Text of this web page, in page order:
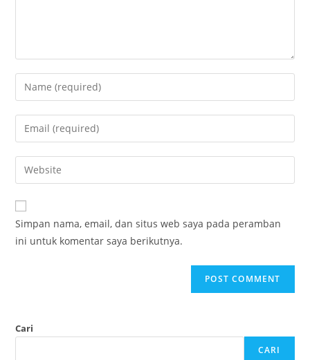
Simpan nama, email, dan situs web saya pada peramban
ini untuk komentar saya berikutnya.
Cari
CARI